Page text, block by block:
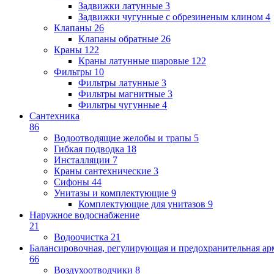
Задвижки латунные 3
Задвижки чугунные с обрезиненым клином 4
Клапаны 26
Клапаны обратные 26
Краны 122
Краны латунные шаровые 122
Фильтры 10
Фильтры латунные 3
Фильтры магнитные 3
Фильтры чугунные 4
Сантехника
86
Водоотводящие желобы и трапы 5
Гибкая подводка 18
Инсталляции 7
Краны сантехнические 3
Сифоны 44
Унитазы и комплектующие 9
Комплектующие для унитазов 9
Наружное водоснабжение
21
Водоочистка 21
Балансировочная, регулирующая и предохранительная
66
Воздухоотводчики 8